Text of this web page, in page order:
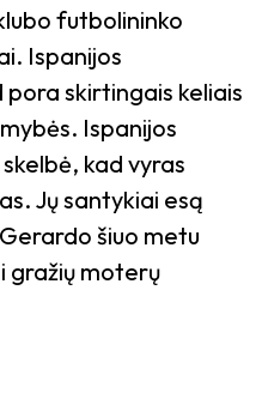
futbolininko
Ispanijos
pora skirtingais keliais
Ispanijos
kad vyras
Jų santykiai esą
šiuo metu
gražių moterų